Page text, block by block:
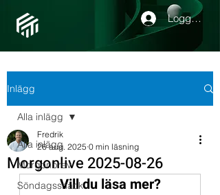
Logga in
Inlägg
Alla inlägg
Morgonbrev
Söndagssnack
Alla inlägg
Morgonlive 2025-08-26
Fredrik
26 aug. 2025 0 min läsning
Vill du läsa mer?